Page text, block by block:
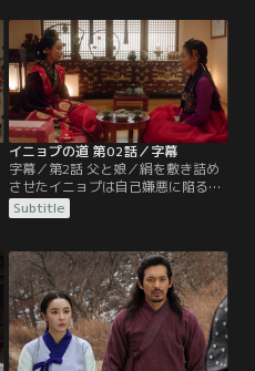
イニョプの道 第02話／字幕
字幕／第2話 父と娘／絹を敷き詰め
させたイニョプは自己嫌悪に陥る
が、ホ家の娘ユノクは人が踏んだ絹
など使えないとムミョンに命じてイ
され怒ったイニョプが咸興へ行こう
と家を飛び出すと、門の前に想い人
ウンギからの手紙が置いてあった。
ホ家ではイニョプの靴を履いた下女
タンジが厳しい処罰を受ける。一
方、咸興では…。
Subtitle